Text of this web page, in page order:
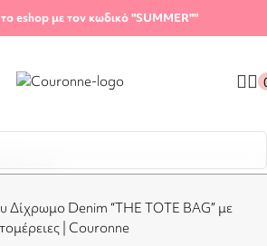
eshop με τον κωδικό "SUMMER""